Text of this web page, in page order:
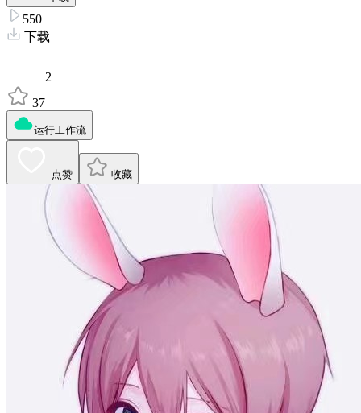
550
下载
2
37
运行工作流
点赞 收藏